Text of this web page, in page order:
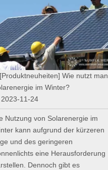
[Produktneuheiten] Wie nutzt man
im Winter?
11-24
Nutzung von Solarenergie im
kann aufgrund der kürzeren
und des geringeren
eine Herausforderung
Dennoch gibt es